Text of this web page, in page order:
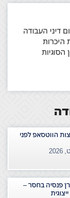
דיני העבודה
בעלת היכרות
הסוגיות
הווטסאפ לפני
פנסיה בחסר –